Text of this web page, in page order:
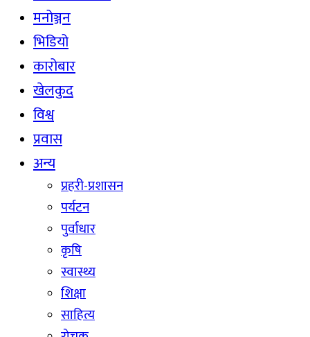
मनोञ्जन
भिडियो
कारोबार
खेलकुद
विश्व
प्रवास
अन्य
प्रहरी-प्रशासन
पर्यटन
पुर्वाधार
कृषि
स्वास्थ्य
शिक्षा
साहित्य